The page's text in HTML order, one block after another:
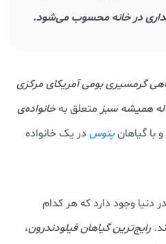
در خانه محسوب می‌شود.
گرمسیری بومی آمریکای مرکزی
همیشه سبز متعلق بهخانواده‌ی
با گیاهانپتوس در یک خانواده
در دنیا وجود دارد که هر کدام
رایج‌ترین گیاهان فیلودندرون،